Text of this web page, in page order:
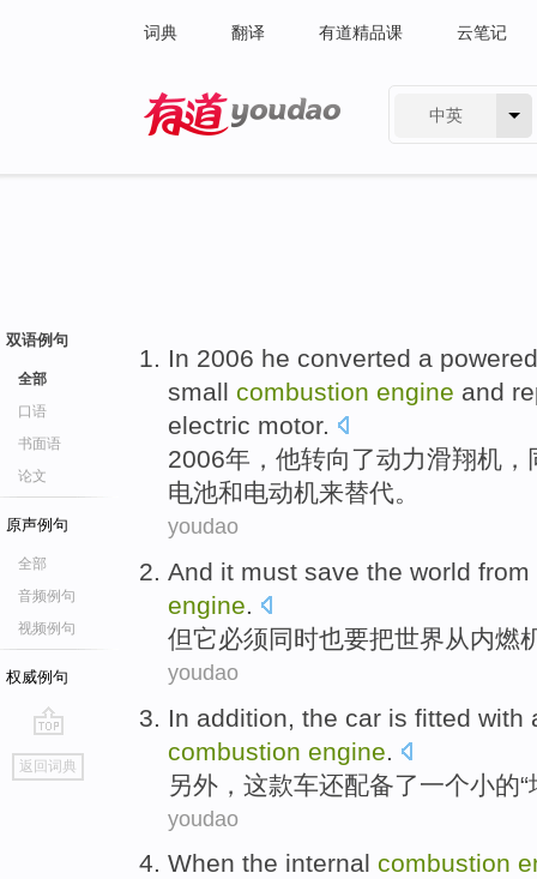
词典 翻译 有道精品课 云笔记
中英
双语例句
全部
口语
书面语
论文
原声例句
全部
音频例句
视频例句
权威例句
go
top
返回词典
In 2006 he converted a powered
small combustion engine and
electric motor.
2006年， 他转向了动力滑翔机
电池和电动机来替代。
youdao
And it must save the world from
engine.
但它必须同时也要把世界从内燃
youdao
In addition the car is fitted with
combustion engine
另外 ， 这款车还配备了一个小的“
youdao
When the internal combustion